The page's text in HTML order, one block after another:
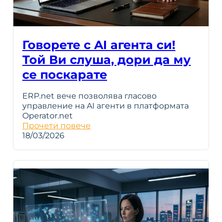
Говорете с AI агента си!
Той Ви слуша, дори да му
се поскарате
ERP.net вече позволява гласово
управление на AI агенти в платформата
Operator.net
Прочети повече
18/03/2026